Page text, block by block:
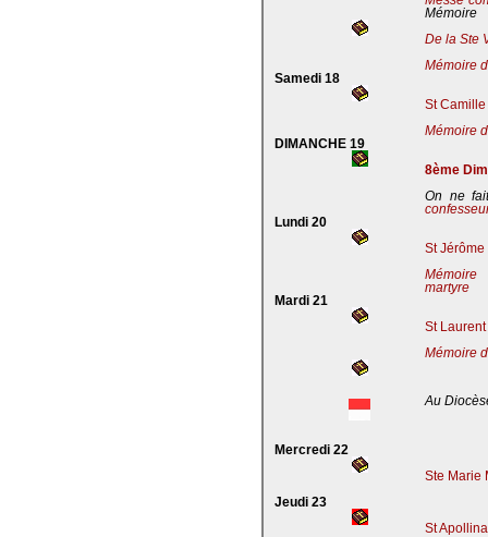
Mémoire
De la Ste
Mémoire
Samedi 18
St
Mémoire
DIMANCHE 19
8ème
On ne
Lundi 20
St
Mémoire
martyre
Mardi 21
St
Mémoire
Au
Mercredi 22
Ste Marie
Jeudi 23
St